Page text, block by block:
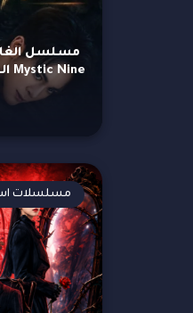
مسلسل
Mystic Nine الحلقة 22 مترجمة
مسلسلات